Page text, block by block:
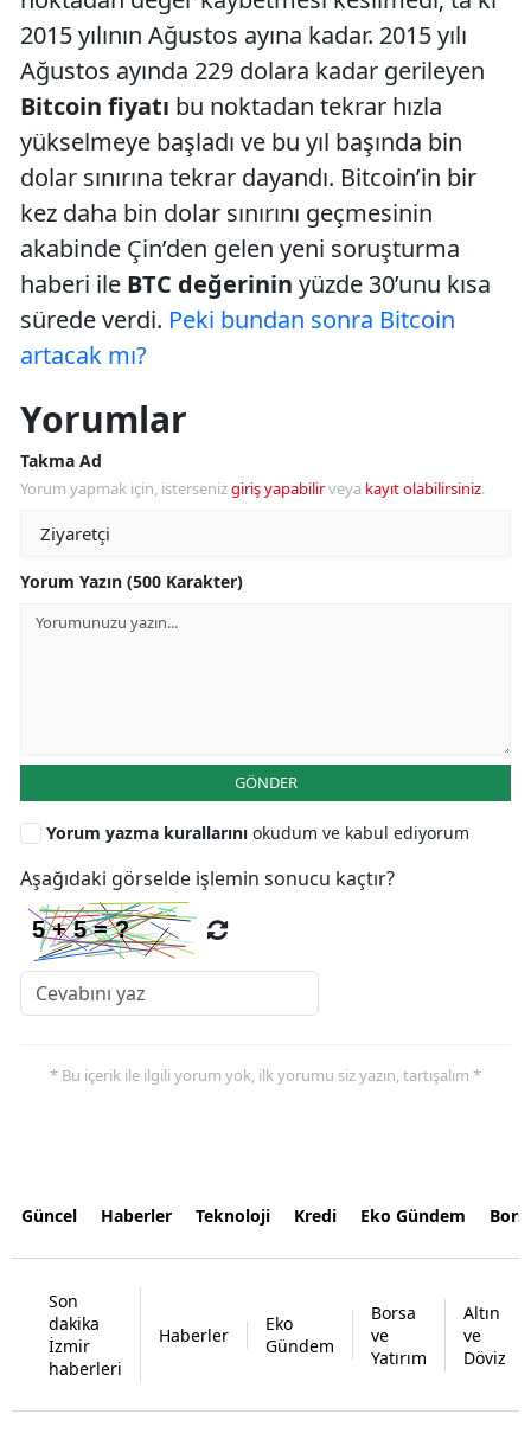
2015 yılının Ağustos ayına kadar. 2015 yılı
Ağustos ayında 229 dolara kadar gerileyen
Bitcoin fiyatı bu noktadan tekrar hızla
yükselmeye başladı ve bu yıl başında bin
dolar sınırına tekrar dayandı. Bitcoin’in bir
kez daha bin dolar sınırını geçmesinin
akabinde Çin’den gelen yeni soruşturma
haberi ile BTC değerinin yüzde 30’unu kısa
sürede verdi. Peki bundan sonra Bitcoin
artacak mı?
Yorumlar
Takma Ad
Yorum yapmak için, istersenizgiriş yapabilirveya kayıt olabilirsiniz.
Yorum Yazın (500 Karakter)
GÖNDER
Yorum yazma kurallarını okudum ve kabul ediyorum
Aşağıdaki görselde işlemin sonucu kaçtır?
* Bu içerik ile ilgili yorum yok, ilk yorumu siz yazın, tartışalım *
Güncel Haberler Teknoloji Kredi Eko Gündem
Son
dakika
İzmir
haberleri
Haberler
Eko
Gündem
Borsa
ve
Yatırım
Altın
ve
Döviz